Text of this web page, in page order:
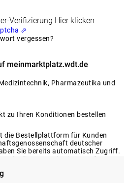
Verifizierung Hier klicken
⇗
vergessen?
meinmarktplatz.wdt.de
Pharmazeutika und
zu Ihren Konditionen bestellen
die Bestellplattform für Kunden
deutscher
Sie bereits automatisch Zugriff.
oder liegen Registrierungsdaten
bei uns.